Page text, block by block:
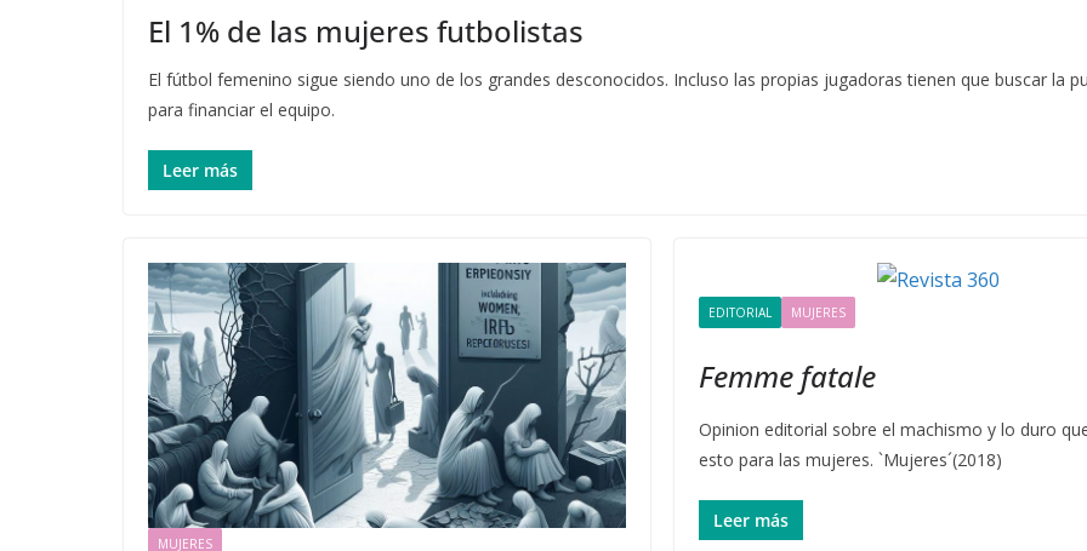
El 1% de las mujeres futbolistas
El fútbol femenino sigue siendo uno de los grandes desconocidos. Incluso las propias jugadoras tienen que buscar la
para financiar el equipo.
Leer más
MUJERES
EDITORIAL MUJERES
Femme fatale
Opinion editorial sobre el machismo y lo duro
esto para las mujeres. `Mujeres´(2018)
Leer más